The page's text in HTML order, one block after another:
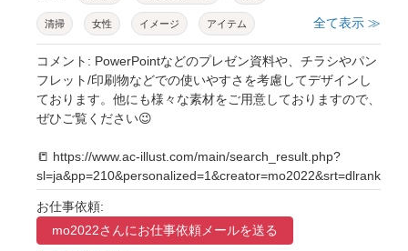
清掃 女性 イメージ アイテム
おしゃれ かわいい 3次元 イラスト
3d cg イメージカット
ai生成ツール使用素材
全て表示 ≫
コメント: PowerPointなどのプレゼン資料や、チラシやパン
フレット/印刷物などでの使いやすさを考慮してデザインし
ております。他にも様々な素材をご用意しておりますので、
ぜひご覧ください😉
📒 https://www.ac-illust.com/main/search_result.php?
sl=ja&pp=210&personalized=1&creator=mo2022&srt=dlrank
お仕事依頼:
mo2022さんにお仕事依頼メールを送る